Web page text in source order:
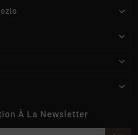




À La Newsletter